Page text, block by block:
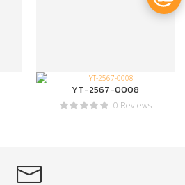
YT-2567-0008
0 Reviews